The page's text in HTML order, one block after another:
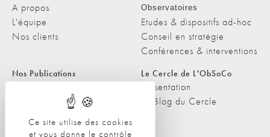
Ce site utilise des cookies
et vous donne le contrôle
A propos
L'équipe
Nos clients
Observatoires
Etudes & dispositifs ad-hoc
Conseil en stratégie
Conférences & interventions
Nos Publications
Les Podcasts de L'ObSoCo
L'ObSoCo dans les médias
Le Cercle de L'ObSoCo
Présentation
Le Blog du Cercle